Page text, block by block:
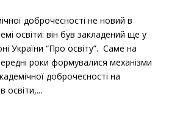
доброчесності не новий в
освіти: він був закладений ще у
України “Про освіту”. Саме на
роки формувалися механізми
доброчесності на
освіти,...